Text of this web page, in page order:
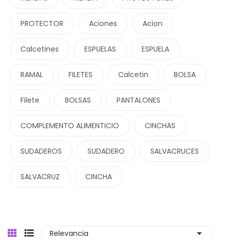
PROTECTOR Aciones Acion
Calcetines ESPUELAS ESPUELA
RAMAL FILETES Calcetin BOLSA
Filete BOLSAS PANTALONES
COMPLEMENTO ALIMENTICIO CINCHAS
SUDADEROS SUDADERO SALVACRUCES
SALVACRUZ CINCHA
Relevancia 